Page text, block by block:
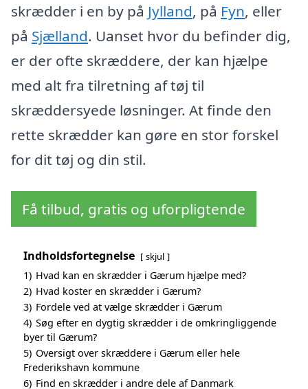
skrædder i en by på Jylland, på Fyn, eller
på Sjælland. Uanset hvor du befinder dig,
er der ofte skræddere, der kan hjælpe
med alt fra tilretning af tøj til
skræddersyede løsninger. At finde den
rette skrædder kan gøre en stor forskel
for dit tøj og din stil.
Få tilbud, gratis og uforpligtende
Indholdsfortegnelse skjul
1) Hvad kan en skrædder i Gærum hjælpe med?
2) Hvad koster en skrædder i Gærum?
3) Fordele ved at vælge skrædder i Gærum
4) Søg efter en dygtig skrædder i de omkringliggende
byer til Gærum?
5) Oversigt over skræddere i Gærum eller hele
Frederikshavn kommune
6) Find en skrædder i andre dele af Danmark